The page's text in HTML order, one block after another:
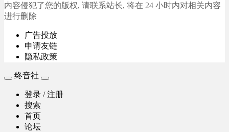
内容侵犯了您的版权, 请联系站长, 将在 24 小时内对相关内容
进行删除
广告投放
申请友链
隐私政策
终音社
登录 / 注册
搜索
首页
论坛